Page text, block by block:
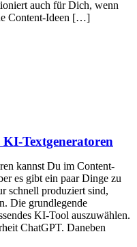
auch für Dich, wenn
Content-Ideen […]
Textgeneratoren
kannst Du im Content-
es gibt ein paar Dinge zu
schnell produziert sind,
Die grundlegende
KI-Tool auszuwählen.
ChatGPT. Daneben